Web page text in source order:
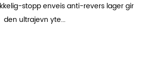
stopp enveis anti-revers lager gir
den ultrajevn yte...